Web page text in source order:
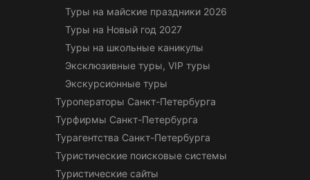
Туры на майские праздники 2026
Туры на Новый год 2027
Туры на школьные каникулы
Эксклюзивные туры, VIP туры
Экскурсионные туры
Туроператоры Санкт-Петербурга
Турфирмы Санкт-Петербурга
Турагентства Санкт-Петербурга
Туристические поисковые системы
Туристические сайты